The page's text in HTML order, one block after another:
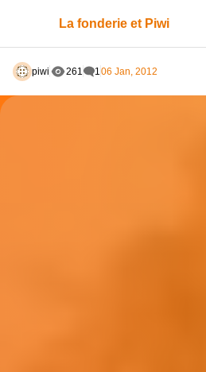
La fonderie et Piwi
piwi 261 1 06 Jan, 2012